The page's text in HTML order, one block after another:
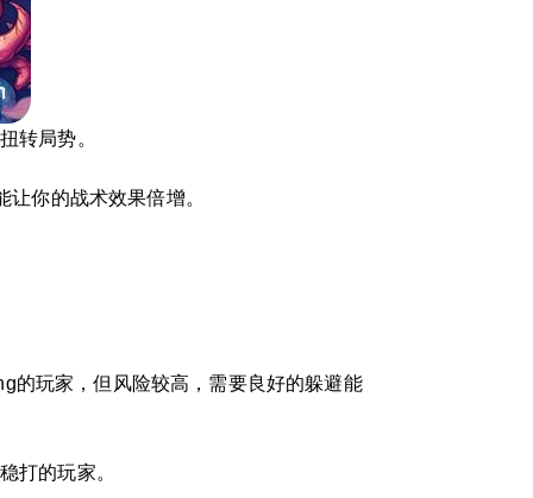
转局势。
让你的战术效果倍增。
的玩家，但风险较高，需要良好的躲避能
打的玩家。